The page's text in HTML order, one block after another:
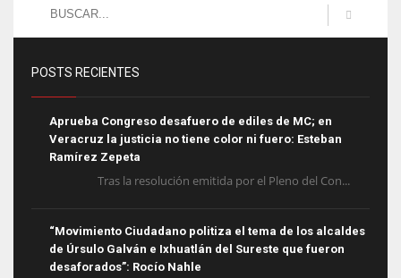
POSTS RECIENTES
Aprueba Congreso desafuero de ediles de MC; en
Veracruz la justicia no tiene color ni fuero: Esteban
Ramírez Zepeta
Tras la resolución emitida por el Pleno del Con...
“Movimiento Ciudadano politiza el tema de los alcaldes
de Úrsulo Galván e Ixhuatlán del Sureste que fueron
desaforados”: Rocío Nahle